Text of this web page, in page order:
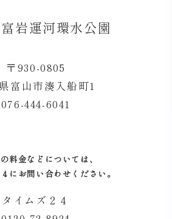
岩運河環水公園
〒930-0805
富山市湊入船町1
076-444-6041
料金などについては、
にお問い合わせください。
タイムズ２４